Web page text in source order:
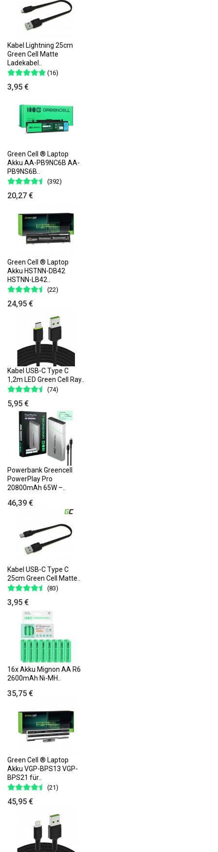
Kabel Lightning 25cm
Green Cell Matte
Ladekabel..
(16)
3,95 €
Green Cell ® Laptop
Akku AA-PB9NC6B AA-
PB9NS6B..
(392)
20,27 €
Green Cell ® Laptop
Akku HSTNN-DB42
HSTNN-LB42..
(22)
24,95 €
Kabel USB-C Type C
1,2m LED Green Cell Ray..
(74)
5,95 €
Powerbank Greencell
PowerPlay Pro
20800mAh 65W –..
46,39 €
Kabel USB-C Type C
25cm Green Cell Matte..
(83)
3,95 €
16x Akku Mignon AA R6
2600mAh Ni-MH..
35,75 €
Green Cell ® Laptop
Akku VGP-BPS13 VGP-
BPS21 für..
(21)
45,95 €